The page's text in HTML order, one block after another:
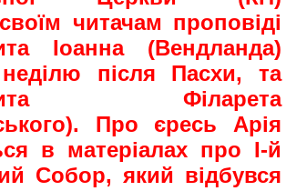
читачам проповіді
Іоанна (Вендланда)
після Пасхи, та
Філарета
Про єресь Арія
в матеріалах про І-й
Собор, який відбувся